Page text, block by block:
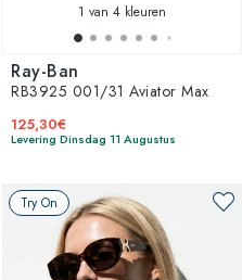
1 van 4 kleuren
Ray-Ban
RB3925 001/31 Aviator Max
125,30€
Levering Dinsdag 11 Augustus
Try On